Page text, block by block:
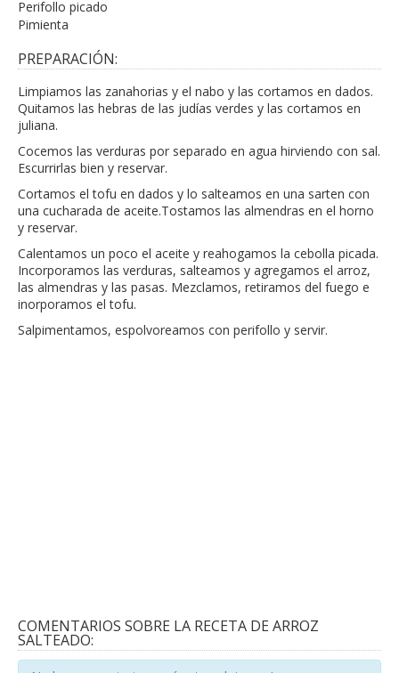
Perifollo picado
Pimienta
PREPARACIÓN:
Limpiamos las zanahorias y el nabo y las cortamos en dados.
Quitamos las hebras de las judías verdes y las cortamos en
juliana.
Cocemos las verduras por separado en agua hirviendo con sal.
Escurrirlas bien y reservar.
Cortamos el tofu en dados y lo salteamos en una sarten con
una cucharada de aceite.Tostamos las almendras en el horno
y reservar.
Calentamos un poco el aceite y reahogamos la cebolla picada.
Incorporamos las verduras, salteamos y agregamos el arroz,
las almendras y las pasas. Mezclamos, retiramos del fuego e
inorporamos el tofu.
Salpimentamos, espolvoreamos con perifollo y servir.
COMENTARIOS SOBRE LA RECETA DE ARROZ
SALTEADO: